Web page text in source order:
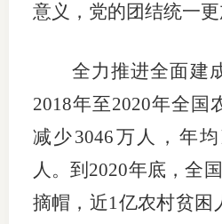
意义，党的团结统一更
全力推进全面建
2018年至2020年全国
减少3046万人，年
人。到2020年底，全
摘帽，近1亿农村贫困